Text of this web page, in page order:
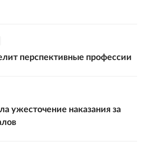
перспективные профессии
ужесточение наказания за